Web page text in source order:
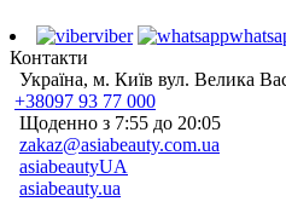
viber
Контакти
Україна, м. Київ вул. Велика
+38097 93 77 000
Щоденно з 7:55 до 20:05
zakaz@asiabeauty.com.ua
asiabeautyUA
asiabeauty.ua